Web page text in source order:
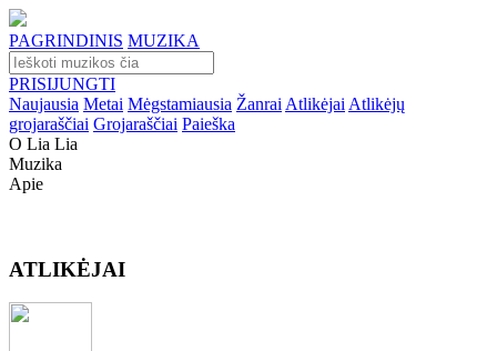
PAGRINDINIS MUZIKA
PRISIJUNGTI
Naujausia Metai Mėgstamiausia Žanrai Atlikėjai Atlikėjų
grojaraščiai Grojaraščiai Paieška
O Lia Lia
Muzika
Apie
ATLIKĖJAI